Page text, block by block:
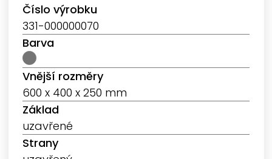
Číslo výrobku
331-000000070
Barva
Vnější rozměry
600 x 400 x 250 mm
Základ
uzavřené
Strany